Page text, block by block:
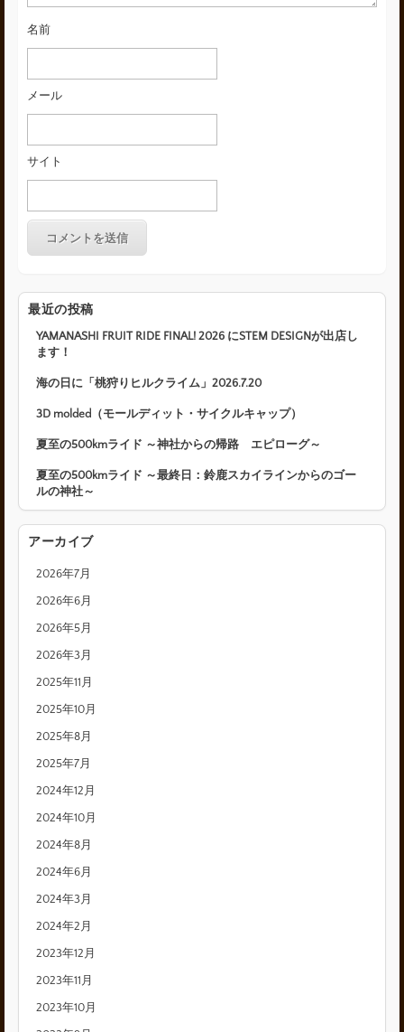
名前
メール
サイト
最近の投稿
YAMANASHI FRUIT RIDE FINAL! 2026 にSTEM DESIGNが出店し
ます！
海の日に「桃狩りヒルクライム」2026.7.20
3D molded（モールディット・サイクルキャップ）
夏至の500kmライド ～神社からの帰路 エピローグ～
夏至の500kmライド ～最終日：鈴鹿スカイラインからのゴー
ルの神社～
アーカイブ
2026年7月
2026年6月
2026年5月
2026年3月
2025年11月
2025年10月
2025年8月
2025年7月
2024年12月
2024年10月
2024年8月
2024年6月
2024年3月
2024年2月
2023年12月
2023年11月
2023年10月